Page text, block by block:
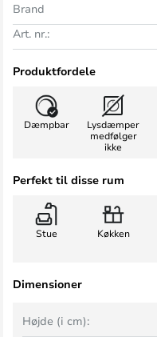
Brand
Art. nr.:
Produktfordele
Dæmpbar
Lysdæmper
medfølger
ikke
Perfekt til disse rum
Stue Køkken
Dimensioner
Højde (i cm):